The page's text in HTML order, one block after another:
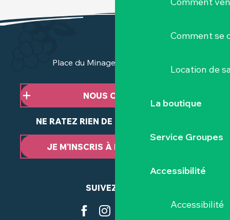
Comment se
Location de
La boutique
Service Groupes
Accessibilité
Accessibilité
Place du Minage - 44190 Clisson
NOUS CONTACTER
NE RATEZ RIEN DE NOTRE ACTUALITÉ
JE M’INSCRIS À LA NEWSLETTER
SUIVEZ-NOUS